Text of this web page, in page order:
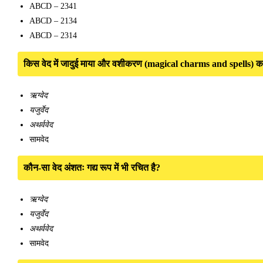
ABCD – 2341
ABCD – 2134
ABCD – 2314
किस वेद में जादुई माया और वशीकरण (magical charms and spells)
ऋग्वेद
यजुर्वेद
अथर्ववेद
सामवेद
कौन-सा वेद अंशतः गद्य रूप में भी रचित है?
ऋग्वेद
यजुर्वेद
अथर्ववेद
सामवेद